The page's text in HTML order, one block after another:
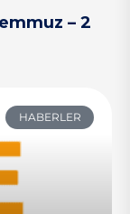
– 2
HABERLER